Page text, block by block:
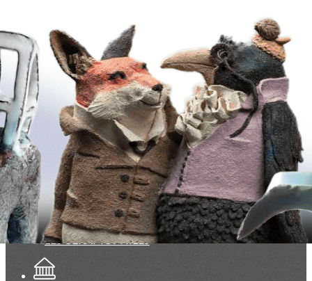
Exporter toutes les colonnes
Exporter uniquement les colonnes affichées
Menu
La Lettre des Céramophiles
Points de vue, partis pris
Collectionneurs
Artistes
Faits marquants
Ajoutez un logo, un bouton, des réseaux sociaux
Cliquez pour éditer